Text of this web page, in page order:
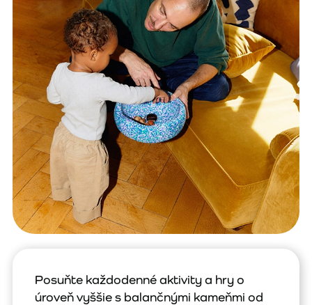
Posuňte každodenné aktivity a hry o
úroveň vyššie s balančnými kameňmi od